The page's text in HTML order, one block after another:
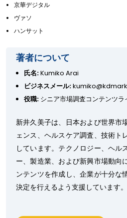
京華デジタル
ヴァソ
ハンサット
著者について
氏名:Kumiko Arai
ビジネスメール:
役職: シニア市場調査コンテンツラ
新井久美子は、日本および世界市
ェンス、ヘルスケア調査、技術ト
しています。テクノロジー、ヘル
ー、製造業、および新興市場動向
ンテンツを作成し、企業が十分な
決定を行えるよう支援しています。